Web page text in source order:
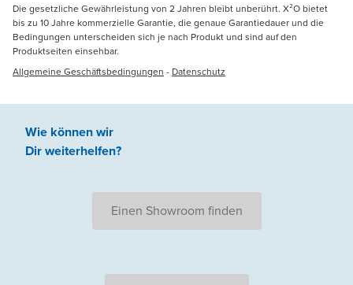
Die gesetzliche Gewährleistung von 2 Jahren bleibt unberührt. X²O bietet
bis zu 10 Jahre kommerzielle Garantie, die genaue Garantiedauer und die
Bedingungen unterscheiden sich je nach Produkt und sind auf den
Produktseiten einsehbar.
Allgemeine Geschäftsbedingungen - Datenschutz
Wie können wir
Dir weiterhelfen?
Einen Showroom finden